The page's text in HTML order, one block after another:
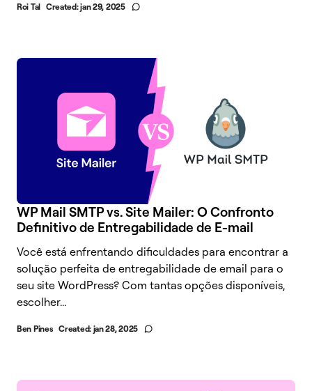
Roi Tal Created:jan 29, 2025
WP Mail SMTP vs. Site Mailer: O Confronto
Definitivo de Entregabilidade de E-mail
Você está enfrentando dificuldades para encontrar a
solução perfeita de entregabilidade de email para o
seu site WordPress? Com tantas opções disponíveis,
escolher...
Ben Pines Created: jan 28, 2025